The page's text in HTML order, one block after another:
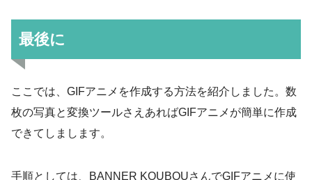
最後に
ここでは、GIFアニメを作成する方法を紹介しました。数
枚の写真と変換ツールさえあればGIFアニメが簡単に作成
できてしまします。
手順としては、BANNER KOUBOUさんでGIFアニメに使